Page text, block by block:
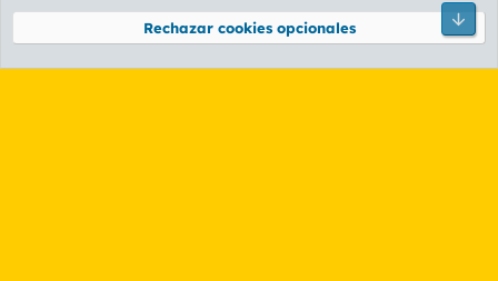
Community platform by XenForo® © 2010-2026 XenForo Ltd.
Rechazar cookies opcionales
Pie